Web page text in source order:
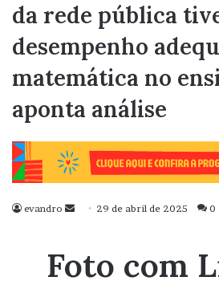
da rede pública
desempenho
matemática no
aponta análise
evandro
Mande
mail
29 de abril de 2025 0
Foto com